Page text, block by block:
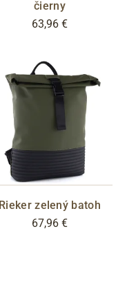
čierny
63,96 €
Rieker zelený batoh
67,96 €